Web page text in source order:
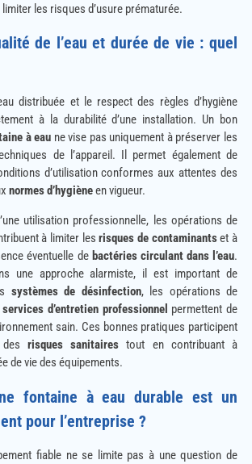
les risques d’usure prématurée.
de l’eau et durée de vie : quel
distribuée et le respect des règles d’hygiène
à la durabilité d’une installation. Un bon
à eau ne vise pas uniquement à préserver les
de l’appareil. Il permet également de
d’utilisation conformes aux attentes des
normes d’hygièneen vigueur.
utilisation professionnelle, les opérations de
à limiter lesrisques de contaminantset à
éventuelle de bactéries circulant dans l’eau.
une approche alarmiste, il est important de
systèmes de désinfection, les opérations de
services d’entretien professionnel permettent de
sain. Ces bonnes pratiques participent
risques sanitaires tout en contribuant à
de vie des équipements.
fontaine à eau durable est un
pour l’entreprise ?
fiable ne se limite pas à une question de